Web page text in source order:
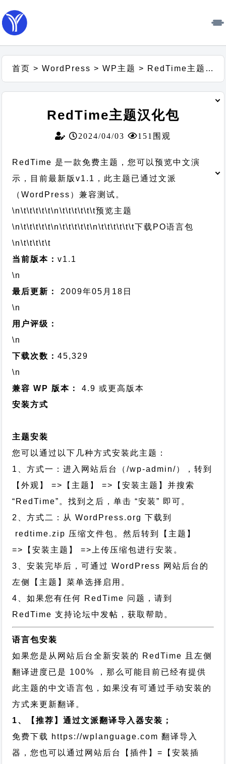
首页 >WordPress >WP主题 > RedTime主题汉化包
RedTime主题汉化包
2024/04/03 151围观
RedTime 是一款免费主题，您可以预览中文演
示，目前最新版v1.1，此主题已通过文派
（WordPress）兼容测试。
\n\t\t\t\t\t\n\t\t\t\t\t\t预览主题
\n\t\t\t\t\t\n\t\t\t\t\t\n\t\t\t\t\t\t下载PO语言包
\n\t\t\t\t\t
当前版本：v1.1
\n
最后更新：
2009年05月18日
\n
用户评级：
\n
下载次数：45,329
\n
兼容 WP 版本：
4.9 或更高版本
安装方式
主题安装
您可以通过以下几种方式安装此主题：
1、方式一：进入网站后台（/wp-admin/），转到
【外观】 =>【主题】 =>【安装主题】并搜索
“RedTime”。找到之后，单击 “安装” 即可。
2、方式二：从 WordPress.org 下载到
redtime.zip 压缩文件包。然后转到【主题】
=>【安装主题】 =>上传压缩包进行安装。
3、安装完毕后，可通过 WordPress 网站后台的
左侧【主题】菜单选择启用。
4、如果您有任何 RedTime 问题，请到
RedTime 支持论坛中发帖，获取帮助。
语言包安装
如果您是从网站后台全新安装的 RedTime 且左侧
翻译进度已是 100% ，那么可能目前已经有提供
此主题的中文语言包，如果没有可通过手动安装的
方式来更新翻译。
1、【推荐】通过文派翻译导入器安装；
免费下载 https://wplanguage.com 翻译导入
器，您也可以通过网站后台【插件】=【安装插